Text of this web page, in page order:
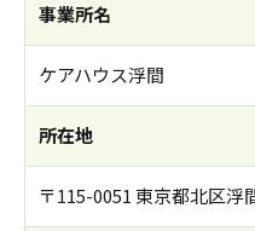
事業所名
ケアハウス浮間
所在地
〒115-0051 東京都北区浮